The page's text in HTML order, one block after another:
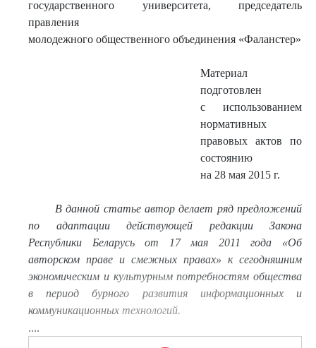
государственного университета, председатель
правления
молодежного общественного объединения «Фаланстер»
Материал
подготовлен
с использованием
нормативных
правовых актов по
состоянию
на 28 мая 2015 г.
В данной статье автор делает ряд предложений
по адаптации действующей редакции Закона
Республики Беларусь от 17 мая 2011 года «Об
авторском праве и смежных правах» к сегодняшним
экономическим и культурным потребностям общества
в период бурного развития информационных и
коммуникационных технологий.
....